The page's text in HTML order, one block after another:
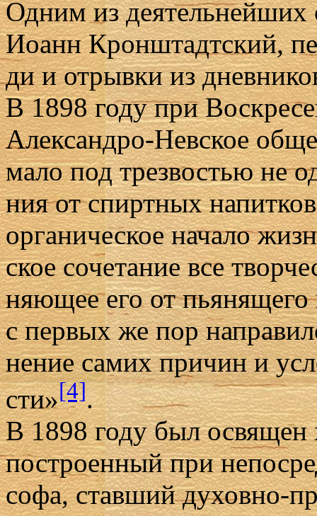
Од­ним из де­я­тель­ней­ших
Иоанн Крон­штадт­ский,
ди и от­рыв­ки из
В 1898 го­ду при
Алек­сан­дро-Нев­ское
ма­ло под трез­во­стью не
ния от спирт­ных
ор­га­ни­че­ское на­ча­ло
ское со­че­та­ние все
ня­ю­щее его от
с пер­вых же пор
не­ние са­мих при­чин и
сти»[4].
В 1898 го­ду был
по­стро­ен­ный при
со­фа, став­ший ду­хов­но-